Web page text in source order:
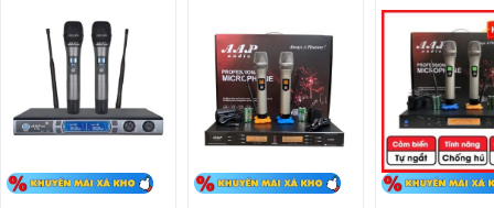
ngoài bằng kim loại có phủ sơn chống xước, chỗng bám vân tay, tạo
cảm giác cầm vô cùng thoải mái, hạn chế bị mỏi.